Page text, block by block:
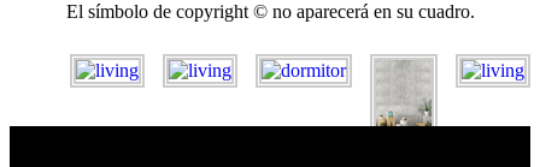
El símbolo de copyright © no aparecerá en su cuadro.